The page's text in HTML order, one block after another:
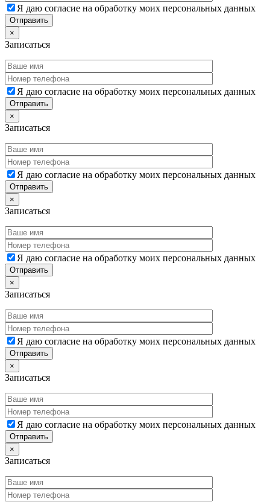
Я даю согласие на обработку моих персональных данных
×
Записаться
Я даю согласие на обработку моих персональных данных
×
Записаться
Я даю согласие на обработку моих персональных данных
×
Записаться
Я даю согласие на обработку моих персональных данных
×
Записаться
Я даю согласие на обработку моих персональных данных
×
Записаться
Я даю согласие на обработку моих персональных данных
×
Записаться